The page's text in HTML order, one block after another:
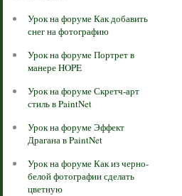
Урок на форуме Как добавить
снег на фотографию
Урок на форуме Портрет в
манере HOPE
Урок на форуме Скретч-арт
стиль в PaintNet
Урок на форуме Эффект
Драгана в PaintNet
Урок на форуме Как из черно-
белой фотографии сделать
цветную